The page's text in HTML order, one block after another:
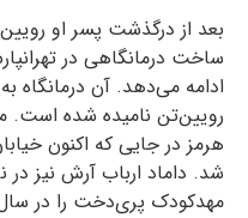
بعد از درگذشت پسر او
ساخت درمانگاهی در
ادامه می‌دهد. آن درمانگاه
رویین‌تن نامیده شده است.
هرمز در جایی که اکنون
شد. داماد ارباب آرش نیز در
مهدکودک پری‌دخت را در